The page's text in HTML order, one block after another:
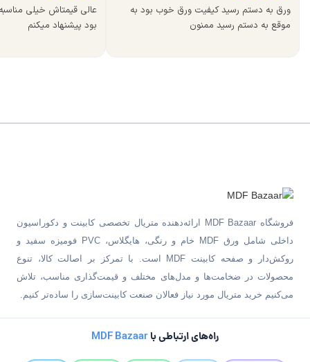
ورق به دستم رسید کیفیت ورق خوب بود به
موقع به دستم رسید ممنون
عالی قیمتاش خیلی
بود پیشنهاد میکنم
فروشگاه MDF Bazaar ارائه‌دهنده متریال تخصصی کابینت و دکوراسیون
داخلی شامل ورق MDF خام و رنگی، هایگلاس، PVC فومیزه سفید و
روکش‌دار و صفحه کابینت MDF است. با تمرکز بر اصالت کالا، تنوع
محصولات در ضخامت‌ها و مدل‌های مختلف و قیمت‌گذاری مناسب، تلاش
می‌کنیم خرید متریال مورد نیاز فعالان صنعت کابینت‌سازی را ساده‌تر کنیم.
راه‌های ارتباطی باMDF Bazaar